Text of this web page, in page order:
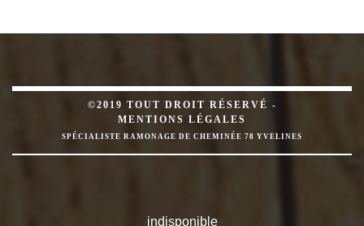
©2019 TOUT DROIT RÉSERVÉ -
MENTIONS LÉGALES
SPÉCIALISTE RAMONAGE DE CHEMINÉE 78 YVELINES
indisponible